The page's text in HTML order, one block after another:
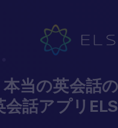
本当の英会話
会話アプリ
Hey...